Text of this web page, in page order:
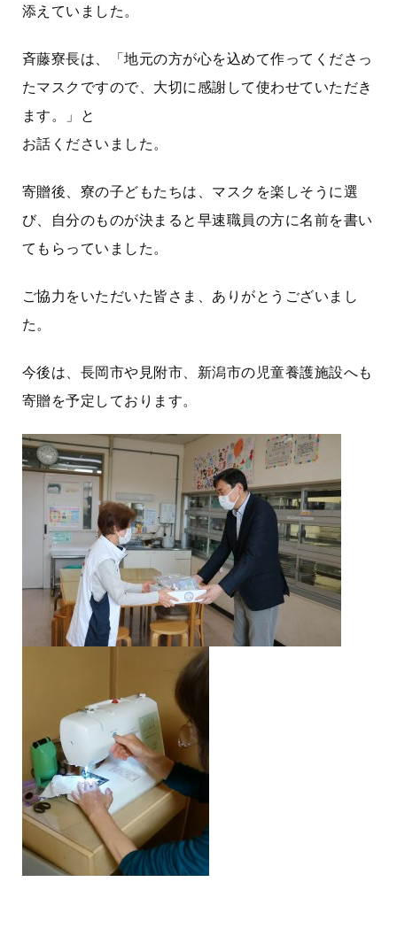
添えていました。
斉藤寮長は、「地元の方が心を込めて作ってくださっ
たマスクですので、大切に感謝して使わせていただき
ます。」と
お話くださいました。
寄贈後、寮の子どもたちは、マスクを楽しそうに選
び、自分のものが決まると早速職員の方に名前を書い
てもらっていました。
ご協力をいただいた皆さま、ありがとうございまし
た。
今後は、長岡市や見附市、新潟市の児童養護施設へも
寄贈を予定しております。